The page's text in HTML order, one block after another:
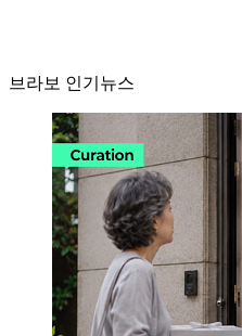
브라보 인기뉴스